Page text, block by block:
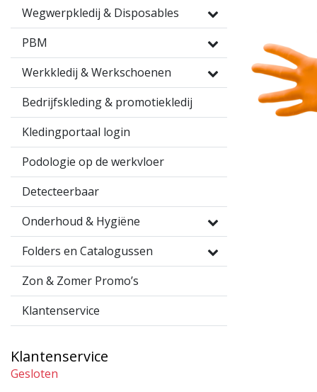
Wegwerpkledij & Disposables
PBM
Werkkledij & Werkschoenen
Bedrijfskleding & promotiekledij
Kledingportaal login
Podologie op de werkvloer
Detecteerbaar
Onderhoud & Hygiëne
Folders en Catalogussen
Zon & Zomer Promo’s
Klantenservice
Klantenservice
Gesloten